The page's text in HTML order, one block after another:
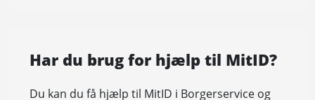
Har du brug for hjælp til MitID?
Du kan du få hjælp til MitID i Borgerservice og